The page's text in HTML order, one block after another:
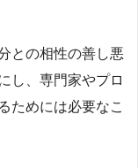
との相性の善し悪
し、専門家やプロ
ためには必要なこ